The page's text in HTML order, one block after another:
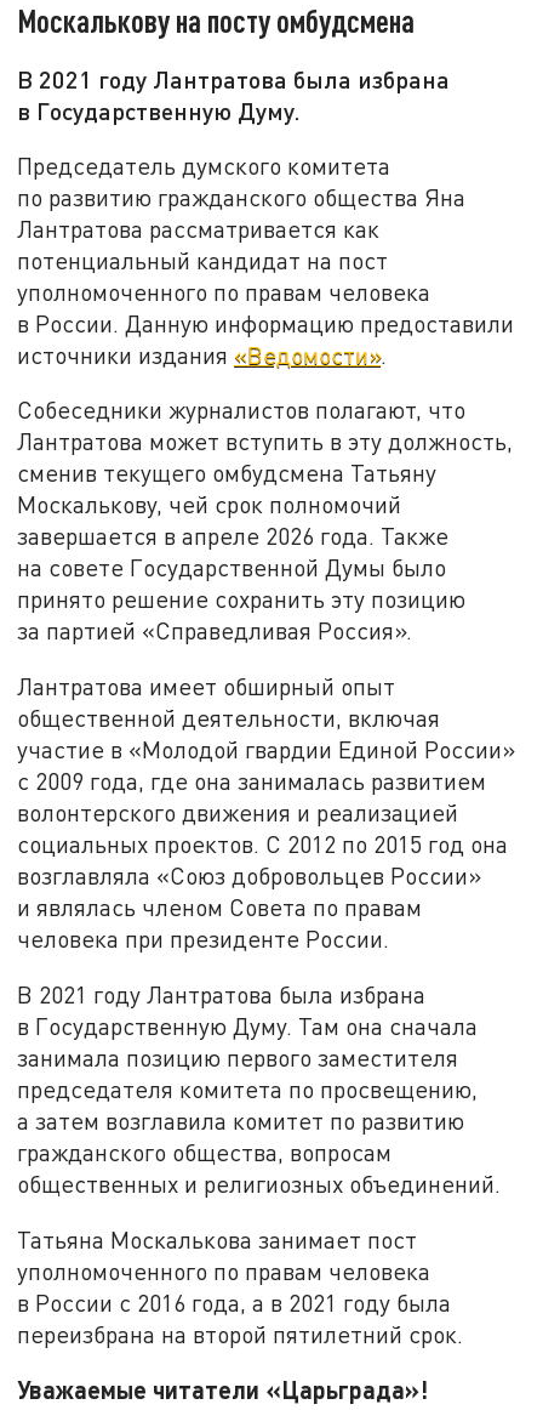
Москалькову на посту омбудсмена
В 2021 году Лантратова была избрана
в Государственную Думу.
Председатель думского комитета
по развитию гражданского общества Яна
Лантратова рассматривается как
потенциальный кандидат на пост
уполномоченного по правам человека
в России. Данную информацию предоставили
источники издания «Ведомости».
Собеседники журналистов полагают, что
Лантратова может вступить в эту должность,
сменив текущего омбудсмена Татьяну
Москалькову, чей срок полномочий
завершается в апреле 2026 года. Также
на совете Государственной Думы было
принято решение сохранить эту позицию
за партией «Справедливая Россия».
Лантратова имеет обширный опыт
общественной деятельности, включая
участие в «Молодой гвардии Единой России»
с 2009 года, где она занималась развитием
волонтерского движения и реализацией
социальных проектов. С 2012 по 2015 год она
возглавляла «Союз добровольцев России»
и являлась членом Совета по правам
человека при президенте России.
В 2021 году Лантратова была избрана
в Государственную Думу. Там она сначала
занимала позицию первого заместителя
председателя комитета по просвещению,
а затем возглавила комитет по развитию
гражданского общества, вопросам
общественных и религиозных объединений.
Татьяна Москалькова занимает пост
уполномоченного по правам человека
в России с 2016 года, а в 2021 году была
переизбрана на второй пятилетний срок.
Уважаемые читатели «Царьграда»!